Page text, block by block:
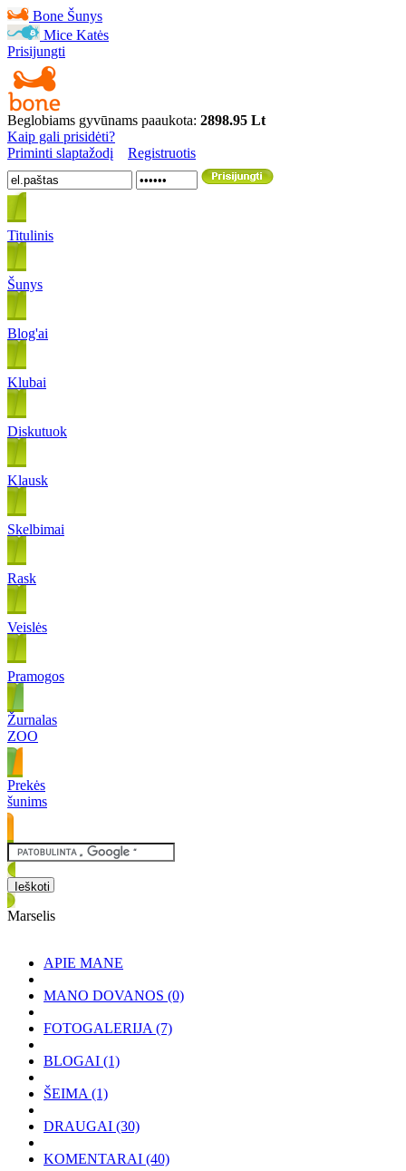
Bone Šunys
Mice Katės
Prisijungti
Beglobiams gyvūnams paaukota: 2898.95 Lt
Kaip gali prisidėti?
Priminti slaptažodį
Registruotis
Titulinis
Šunys
Blog'ai
Klubai
Diskutuok
Klausk
Skelbimai
Rask
Veislės
Pramogos
Žurnalas
ZOO
Prekės
šunims
Marselis
APIE MANE
MANO DOVANOS (0)
FOTOGALERIJA (7)
BLOGAI (1)
ŠEIMA (1)
DRAUGAI (30)
KOMENTARAI (40)